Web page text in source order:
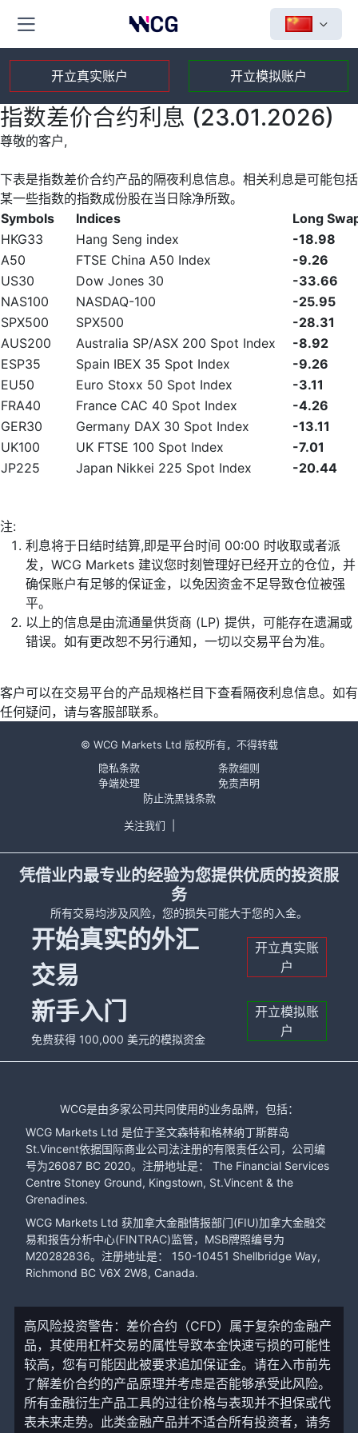
开立真实账户 开立模拟账户
指数差价合约利息 (23.01.2026)
尊敬的客户,
下表是指数差价合约产品的隔夜利息信息。相关利息是可能包括
某一些指数的指数成份股在当日除净所致。
Symbols
Indices
Long
HKG33
Hang Seng index
-18.98
A50
FTSE China A50 Index
-9.26
US30
Dow Jones 30
-33.66
NAS100
NASDAQ-100
-25.95
SPX500
SPX500
-28.31
AUS200
Australia SP/ASX 200 Spot Index
-8.92
ESP35
Spain IBEX 35 Spot Index
-9.26
EU50
Euro Stoxx 50 Spot Index
-3.11
FRA40
France CAC 40 Spot Index
-4.26
GER30
Germany DAX 30 Spot Index
-13.11
UK100
UK FTSE 100 Spot Index
-7.01
JP225
Japan Nikkei 225 Spot Index -20.44
注:
利息将于日结时结算,即是平台时间 00:00 时收取或者派
发，WCG Markets 建议您时刻管理好已经开立的仓位，并
确保账户有足够的保证金，以免因资金不足导致仓位被强
平。
以上的信息是由流通量供货商 (LP) 提供，可能存在遗漏或
错误。如有更改恕不另行通知，一切以交易平台为准。
客户可以在交易平台的产品规格栏目下查看隔夜利息信息。如有
任何疑问，请与客服部联系。
© WCG Markets Ltd 版权所有，不得转载
隐私条款
条款细则
争端处理
免责声明
防止洗黑钱条款
关注我们
凭借业内最专业的经验为您提供优质的投资服
务
所有交易均涉及风险，您的损失可能大于您的入金。
开始真实的外汇
交易
开立真实账
户
新手入门
免费获得 100,000 美元的模拟资金
开立模拟账
户
WCG是由多家公司共同使用的业务品牌，包括：
WCG Markets Ltd 是位于圣文森特和格林纳丁斯群岛
St.Vincent依据国际商业公司法注册的有限责任公司，公司编
号为26087 BC 2020。注册地址是： The Financial Services
Centre Stoney Ground, Kingstown, St.Vincent & the
Grenadines.
WCG Markets Ltd 获加拿大金融情报部门(FIU)加拿大金融交
易和报告分析中心(FINTRAC)监管，MSB牌照编号为
M20282836。注册地址是： 150-10451 Shellbridge Way,
Richmond BC V6X 2W8, Canada.
高风险投资警告：差价合约（CFD）属于复杂的金融产
品，其使用杠杆交易的属性导致本金快速亏损的可能性
较高，您有可能因此被要求追加保证金。请在入市前先
了解差价合约的产品原理并考虑是否能够承受此风险。
所有金融衍生产品工具的过往价格与表现并不担保或代
表未来走势。此类金融产品并不适合所有投资者，请务